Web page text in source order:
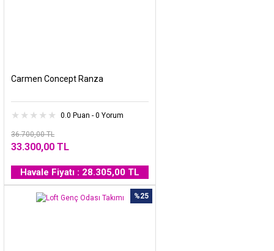
Carmen Concept Ranza
0.0 Puan - 0 Yorum
36.700,00 TL
33.300,00 TL
Havale Fiyatı : 28.305,00 TL
%25